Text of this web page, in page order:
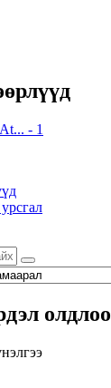
- 1
олдлоо